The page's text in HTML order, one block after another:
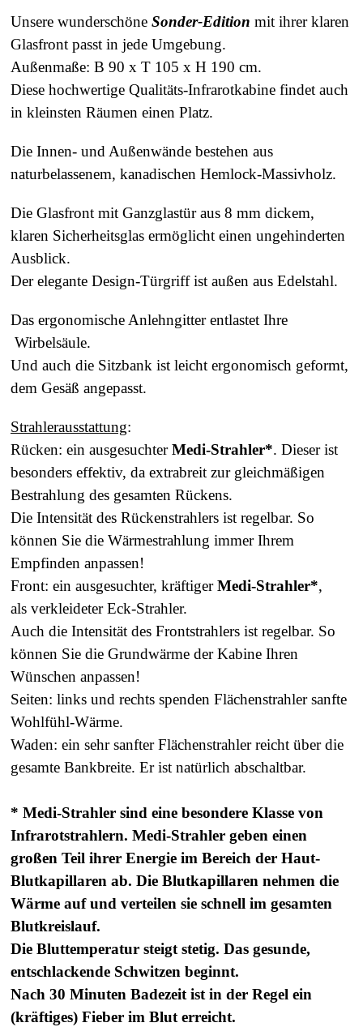
Unsere wunderschöne Sonder-Edition mit ihrer klaren
Glasfront passt in jede Umgebung.
Außenmaße: B 90 x T 105 x H 190 cm.
Diese hochwertige Qualitäts-Infrarotkabine findet auch
in kleinsten Räumen einen Platz.
Die Innen- und Außenwände bestehen aus
naturbelassenem, kanadischen Hemlock-Massivholz.
Die Glasfront mit Ganzglastür aus 8 mm dickem,
klaren Sicherheitsglas ermöglicht einen ungehinderten
Ausblick.
Der elegante Design-Türgriff ist außen aus Edelstahl.
Das ergonomische Anlehngitter entlastet Ihre
Wirbelsäule.
Und auch die Sitzbank ist leicht ergonomisch geformt,
dem Gesäß angepasst.
Strahlerausstattung:
Rücken: ein ausgesuchterMedi-Strahler*. Dieser ist
besonders effektiv, da extrabreit zur gleichmäßigen
Bestrahlung des gesamten Rückens.
Die Intensität des Rückenstrahlers ist regelbar. So
können Sie die Wärmestrahlung immer Ihrem
Empfinden anpassen!
Front: ein ausgesuchter, kräftigerMedi-Strahler*,
als verkleideter Eck-Strahler.
Auch die Intensität des Frontstrahlers ist regelbar. So
können Sie die Grundwärme der Kabine Ihren
Wünschen anpassen!
Seiten: links und rechts spenden Flächenstrahler sanfte
Wohlfühl-Wärme.
Waden: ein sehr sanfter Flächenstrahler reicht über die
gesamte Bankbreite. Er ist natürlich abschaltbar.
* Medi-Strahler sind eine besondere Klasse von
Infrarotstrahlern. Medi-Strahler geben einen
großen Teil ihrer Energie im Bereich der Haut-
Blutkapillaren ab. Die Blutkapillaren nehmen die
Wärme auf und verteilen sie schnell im gesamten
Blutkreislauf.
Die Bluttemperatur steigt stetig. Das gesunde,
entschlackende Schwitzen beginnt.
Nach 30 Minuten Badezeit ist in der Regel ein
(kräftiges) Fieber im Blut erreicht.